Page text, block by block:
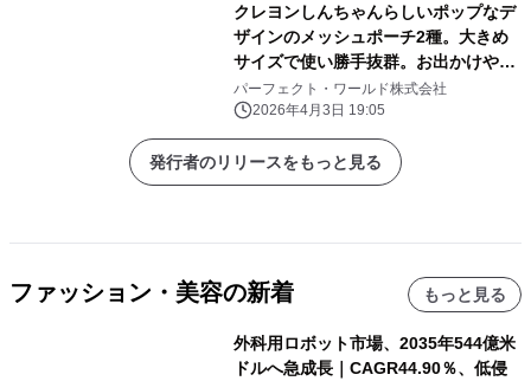
クレヨンしんちゃんらしいポップなデ
ザインのメッシュポーチ2種。大きめ
サイズで使い勝手抜群。お出かけや旅
行にぜひ！
パーフェクト・ワールド株式会社
2026年4月3日 19:05
発行者のリリースをもっと見る
ファッション・美容の新着 もっと見る
外科用ロボット市場、2035年544億米
ドルへ急成長｜CAGR44.90％、低侵